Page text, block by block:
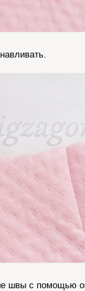
швы с помощью